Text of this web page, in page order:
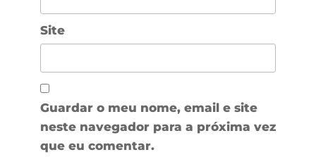
Site
Guardar o meu nome, email e site
neste navegador para a próxima vez
que eu comentar.